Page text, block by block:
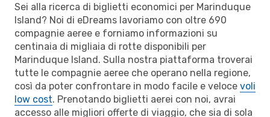
Sei alla ricerca di biglietti economici per Marinduque
Island? Noi di eDreams lavoriamo con oltre 690
compagnie aeree e forniamo informazioni su
centinaia di migliaia di rotte disponibili per
Marinduque Island. Sulla nostra piattaforma troverai
tutte le compagnie aeree che operano nella regione,
così da poter confrontare in modo facile e veloce voli
low cost. Prenotando biglietti aerei con noi, avrai
accesso alle migliori offerte di viaggio, che sia di sola